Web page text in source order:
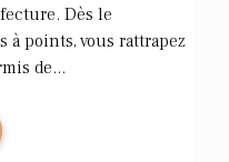
Dès le
à points, vous rattrapez
de...